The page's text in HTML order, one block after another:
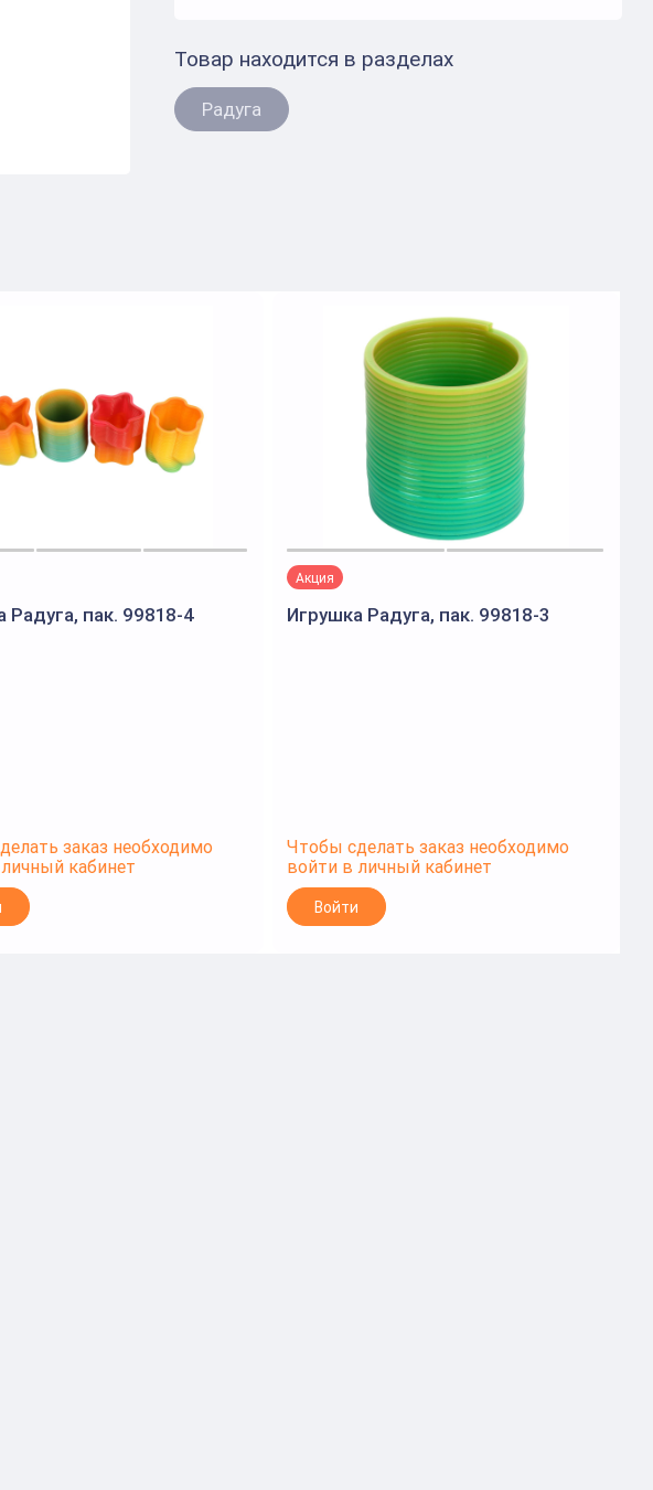
Товар находится в разделах
Радуга
Радуга, пак. 99818-4
заказ необходимо
кабинет
Акция
Игрушка Радуга, пак. 99818-3
Чтобы сделать заказ необходимо
войти в личный кабинет
Войти